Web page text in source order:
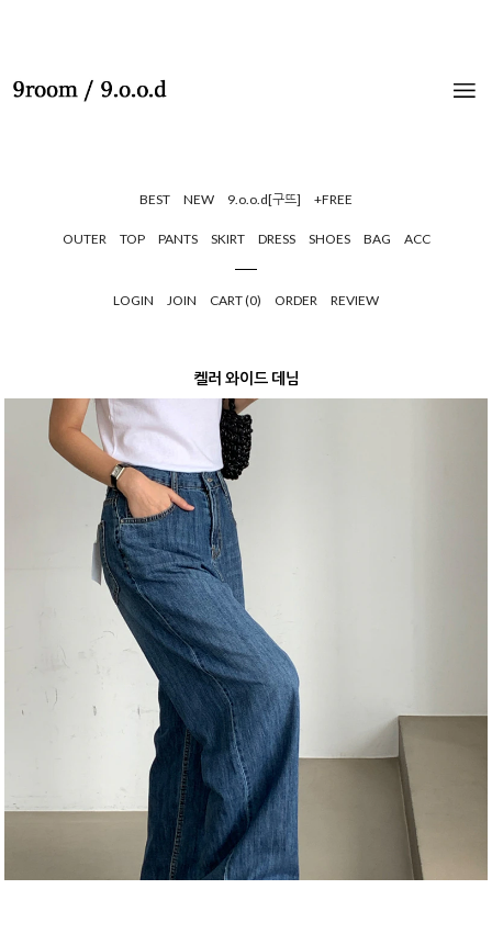
BEST NEW 9.o.o.d[구뜨] +FREE
OUTER TOP PANTS SKIRT DRESS SHOES BAG ACC
LOGIN JOIN CART (0) ORDER REVIEW
켈러 와이드 데님